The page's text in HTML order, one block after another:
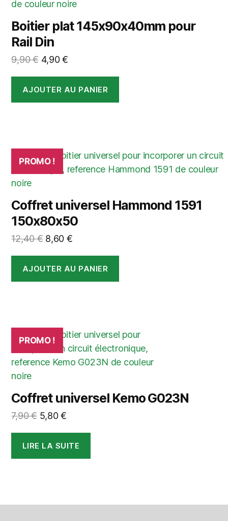
Boitier plat 145x90x40mm pour
Rail Din
9,90€ Le
initial
était :
4,90€Le
actuel
est :
AJOUTER AU PANIER
PROMO !
Coffret universel Hammond 1591
150x80x50
12,40€ Le
initial
était :
8,60 €Le
actuel
est :
AJOUTER AU PANIER
PROMO !
Coffret universel Kemo G023N
7,90€ Le
initial
était :
5,80€Le
actuel
est :
LIRE LA SUITE